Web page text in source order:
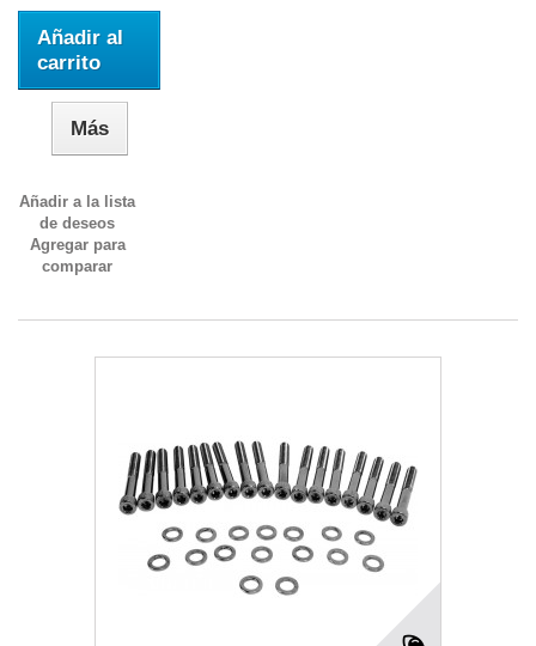
Añadir al
carrito
Más
Añadir a la lista
de deseos
Agregar para
comparar